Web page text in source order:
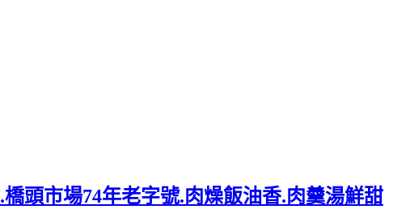
頭市場74年老字號.肉燥飯油香.肉羹湯鮮甜